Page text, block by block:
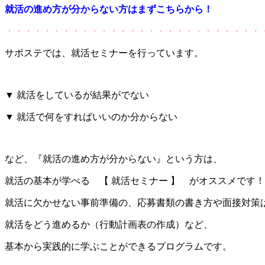
就活の進め方が分からない方はまずこちらから！
・・・・・・・・・・・・・・・・・・・・・・・・・・
サポステでは、就活セミナーを行っています。
▼ 就活をしているが結果がでない
▼ 就活で何をすればいいのか分からない
など、『就活の進め方が分からない』という方は、
就活の基本が学べる 【 就活セミナー 】 がオススメです！
就活に欠かせない事前準備の、応募書類の書き方や面接対策
就活をどう進めるか（行動計画表の作成）など、
基本から実践的に学ぶことができるプログラムです。